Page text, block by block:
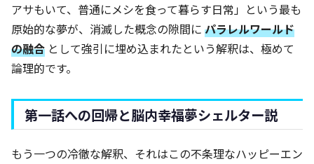
アサもいて、普通にメシを食って暮らす日常」という最も
原始的な夢が、消滅した概念の隙間に パラレルワールド
の融合 として強引に埋め込まれたという解釈は、極めて
論理的です。
第一話への回帰と脳内幸福夢シェルター説
もう一つの冷徹な解釈、それはこの不条理なハッピーエン